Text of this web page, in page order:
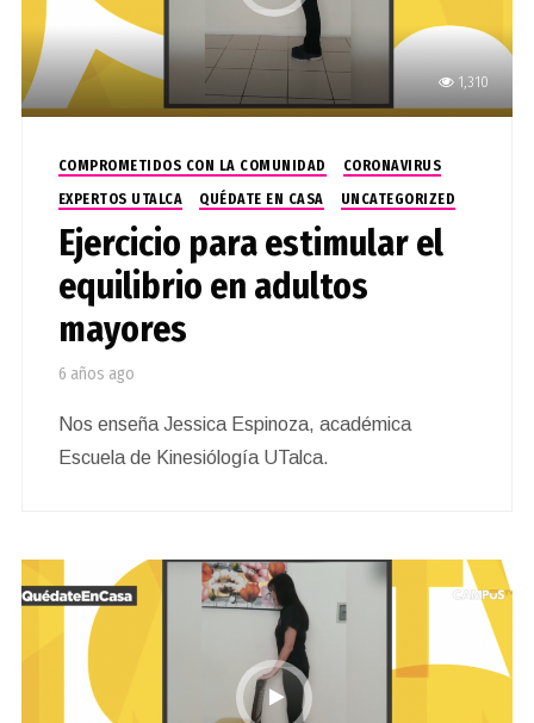
1,310
COMPROMETIDOS CON LA COMUNIDAD
CORONAVIRUS
EXPERTOS UTALCA
QUÉDATE EN CASA UNCATEGORIZED
Ejercicio para estimular el
equilibrio en adultos
mayores
6 años ago
Nos enseña Jessica Espinoza, académica
Escuela de Kinesiólogía UTalca.